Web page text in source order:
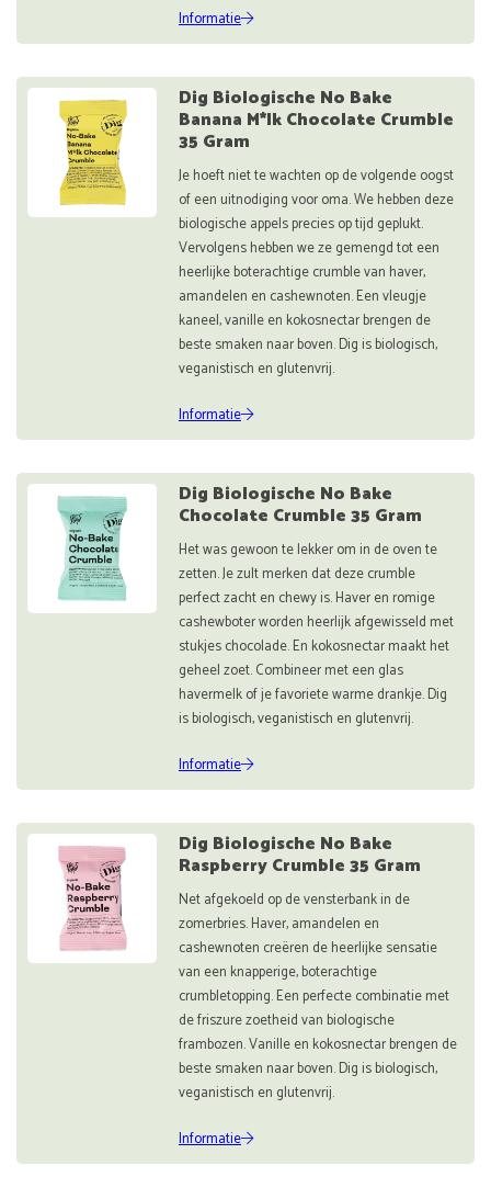
Informatie
Dig Biologische No Bake
Banana M*lk Chocolate Crumble
35 Gram
Je hoeft niet te wachten op de volgende oogst
of een uitnodiging voor oma. We hebben deze
biologische appels precies op tijd geplukt.
Vervolgens hebben we ze gemengd tot een
heerlijke boterachtige crumble van haver,
amandelen en cashewnoten. Een vleugje
kaneel, vanille en kokosnectar brengen de
beste smaken naar boven. Dig is biologisch,
veganistisch en glutenvrij.
Informatie
Dig Biologische No Bake
Chocolate Crumble 35 Gram
Het was gewoon te lekker om in de oven te
zetten. Je zult merken dat deze crumble
perfect zacht en chewy is. Haver en romige
cashewboter worden heerlijk afgewisseld met
stukjes chocolade. En kokosnectar maakt het
geheel zoet. Combineer met een glas
havermelk of je favoriete warme drankje. Dig
is biologisch, veganistisch en glutenvrij.
Informatie
Dig Biologische No Bake
Raspberry Crumble 35 Gram
Net afgekoeld op de vensterbank in de
zomerbries. Haver, amandelen en
cashewnoten creëren de heerlijke sensatie
van een knapperige, boterachtige
crumbletopping. Een perfecte combinatie met
de friszure zoetheid van biologische
frambozen. Vanille en kokosnectar brengen de
beste smaken naar boven. Dig is biologisch,
veganistisch en glutenvrij.
Informatie